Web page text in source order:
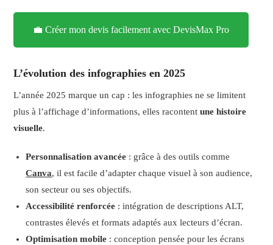
💼 Créer mon devis facilement avec DevisMax Pro
L’évolution des infographies en 2025
L’année 2025 marque un cap : les infographies ne se limitent
plus à l’affichage d’informations, elles racontentune histoire
visuelle.
Personnalisation avancée : grâce à des outils comme
Canva, il est facile d’adapter chaque visuel à son audience,
son secteur ou ses objectifs.
Accessibilité renforcée : intégration de descriptions ALT,
contrastes élevés et formats adaptés aux lecteurs d’écran.
Optimisation mobile : conception pensée pour les écrans